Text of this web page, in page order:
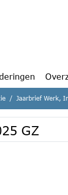
Jaarbrief Werk,
GZ